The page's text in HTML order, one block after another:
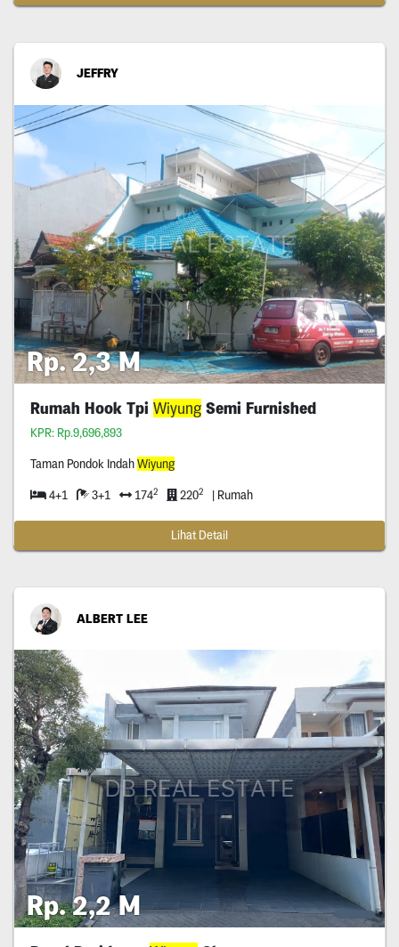
JEFFRY
Rp. 2,3 M
Rumah Hook Tpi WiyungSemi Furnished
KPR: Rp.9,696,893
Taman Pondok IndahWiyung
4+1 3+1 1742 2202 | Rumah
Lihat Detail
ALBERT LEE
Rp. 2,2 M